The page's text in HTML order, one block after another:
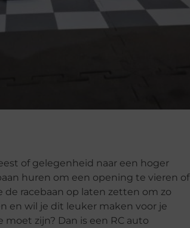
of gelegenheid naar een hoger
huren om een opening te vieren of
racebaan op laten zetten om zo
en wil je dit leuker maken voor je
zijn? Dan is een RC auto